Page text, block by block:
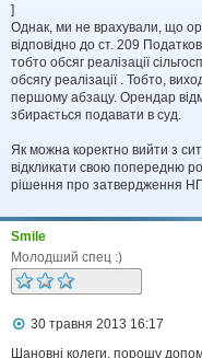
]
Однак, ми не врахували, що
відповідно до ст. 209
тобто обсяг реалізації
обсягу реалізації . Тобто,
першому абзацу. Орендар
збирається подавати в суд.
Як можна коректно вийти з
відкликати свою попередню
рішення про затвердження
Smile
Молодший спец :)
П
в
30 травня 2013 16:17
Шановні колеги, порошу